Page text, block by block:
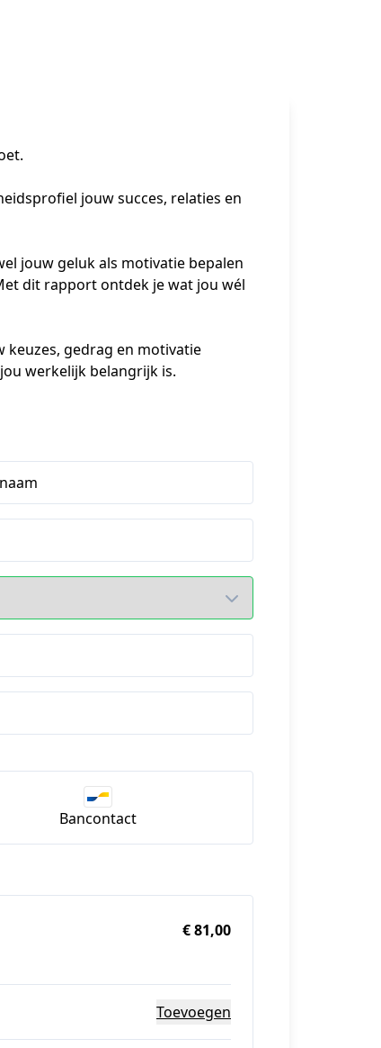
jouw succes, relaties en
jouw geluk als motivatie bepalen
dit rapport ontdek je wat jou wél
gedrag en motivatie
werkelijk belangrijk is.
Bancontact
€ 81,00
Toevoegen